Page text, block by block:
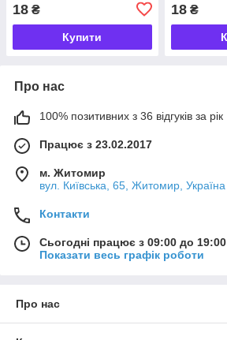
18 ₴
Купити
18₴
Про нас
100% позитивних з 36 відгуків за рік
Працює з 23.02.2017
м. Житомир
вул. Київська, 65, Житомир, Україна
Контакти
Сьогодні працює з 09:00 до 19:00
Показати весь графік роботи
Про нас